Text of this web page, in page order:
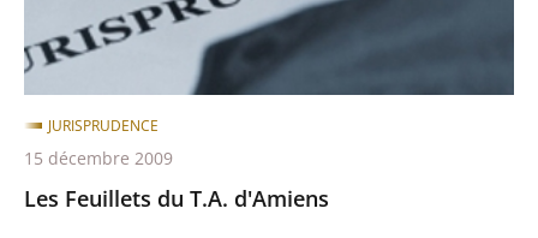
Les Feuillets du T.A. d'Amiens
JURISPRUDENCE
15 décembre 2009